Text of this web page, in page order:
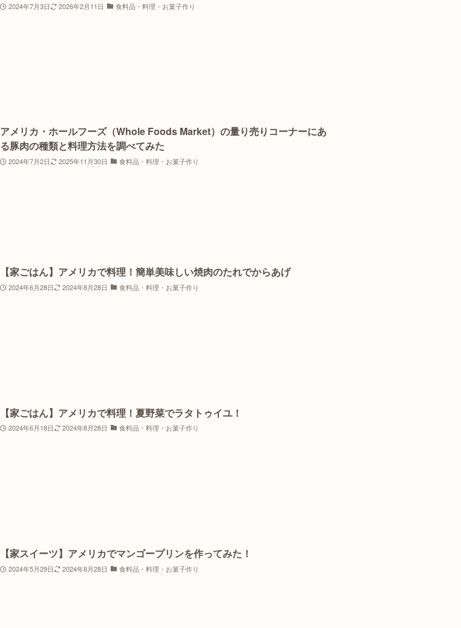
2024年7月3日 2026年2月11日 食料品・料理・お菓子作り
アメリカ・ホールフーズ（Whole Foods Market）の量り売りコーナーにあ
る豚肉の種類と料理方法を調べてみた
2024年7月2日 2025年11月30日 食料品・料理・お菓子作り
【家ごはん】アメリカで料理！簡単美味しい焼肉のたれでからあげ
2024年6月28日 2024年8月28日 食料品・料理・お菓子作り
【家ごはん】アメリカで料理！夏野菜でラタトゥイユ！
2024年6月18日 2024年8月28日 食料品・料理・お菓子作り
【家スイーツ】アメリカでマンゴープリンを作ってみた！
2024年5月29日 2024年8月28日 食料品・料理・お菓子作り